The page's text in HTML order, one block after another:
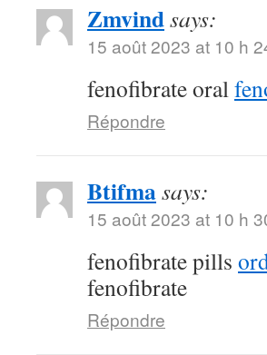
Zmvindsays:
15 août 2023 at 10 h
fenofibrate oral
Répondre
Btifmasays:
15 août 2023 at 10 h
fenofibrate pills
fenofibrate
Répondre